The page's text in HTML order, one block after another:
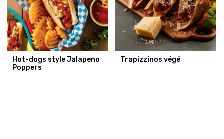
Hot-dogs style Jalapeno
Poppers
Trapizzinos végé